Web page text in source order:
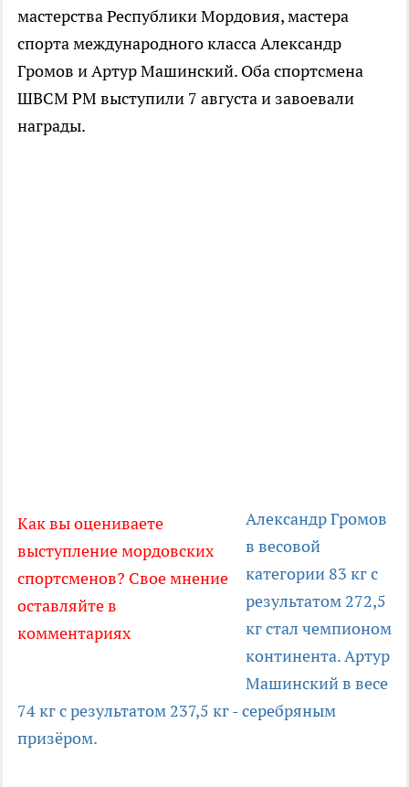
мастерства Республики Мордовия, мастера
спорта международного класса Александр
Громов и Артур Машинский. Оба спортсмена
ШВСМ РМ выступили 7 августа и завоевали
награды.
Как вы оцениваете
выступление мордовских
спортсменов? Свое мнение
оставляйте в
комментариях
Александр Громов
в весовой
категории 83 кг с
результатом 272,5
кг стал чемпионом
континента. Артур
Машинский в весе
74 кг с результатом 237,5 кг - серебряным
призёром.